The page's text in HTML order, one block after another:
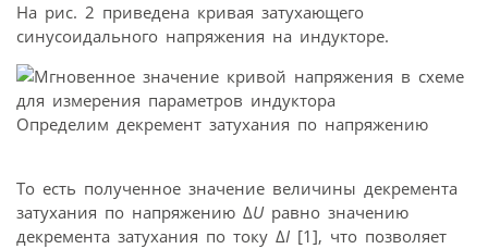
На рис. 2 приведена кривая затухающего
синусоидального напряжения на индукторе.
Определим декремент затухания по напряжению
То есть полученное значение величины декремента
затухания по напряжению ΔUравно значению
декремента затухания по току ΔI [1], что позволяет